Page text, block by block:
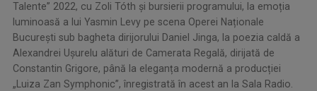
Talente” 2022, cu Zoli Tóth și bursierii programului, la emoția
luminoasă a lui Yasmin Levy pe scena Operei Naționale
București sub bagheta dirijorului Daniel Jinga, la poezia caldă a
Alexandrei Ușurelu alături de Camerata Regală, dirijată de
Constantin Grigore, până la eleganța modernă a producției
„Luiza Zan Symphonic”, înregistrată în acest an la Sala Radio.